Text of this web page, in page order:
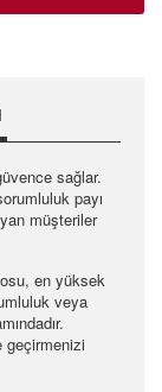
sağlar.
payı
müşteriler
en yüksek
veya
geçirmenizi